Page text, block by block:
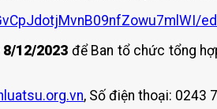
12/2023 để Ban tổ chức tổng
, Số điện thoại: 0243